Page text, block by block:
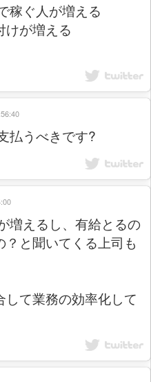
稼ぐ人が増える
けが増える
払うべきです?
増えるし、有給とるの
と聞いてくる上司も
して業務の効率化して